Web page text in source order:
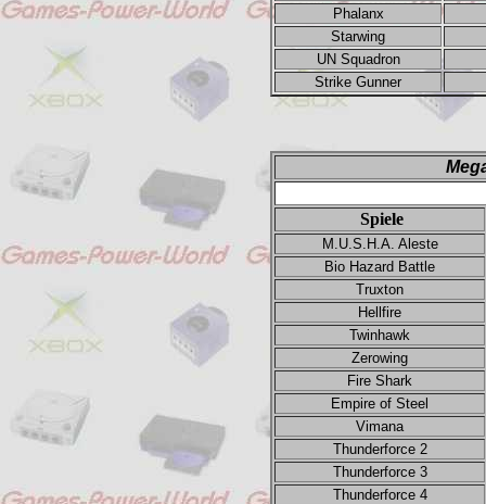
Phalanx
Starwing
UN Squadron
Strike Gunner
Spiele
M.U.S.H.A. Aleste
Bio Hazard Battle
Truxton
Hellfire
Twinhawk
Zerowing
Fire Shark
Empire of Steel
Vimana
Thunderforce 2
Thunderforce 3
Thunderforce 4